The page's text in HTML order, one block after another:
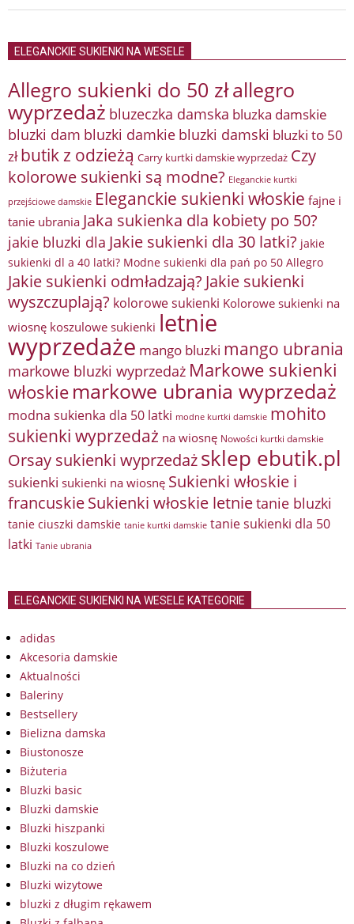
ELEGANCKIE SUKIENKI NA WESELE
Allegro sukienki do 50 złallegro
wyprzedaż bluzeczka damska bluzka damskie
bluzki dam bluzki damkie bluzki damski bluzki to 50
zł butik z odzieżą Carry kurtki damskie wyprzedaż Czy
kolorowe sukienki są modne? Eleganckie kurtki
przejściowe damskie Eleganckie sukienki włoskie fajne i
tanie ubrania Jaka sukienka dla kobiety po 50?
jakie bluzki dla Jakie sukienki dla 30 latki? jakie
sukienki dl a 40 latki? Modne sukienki dla pań po 50 Allegro
Jakie sukienki odmładzają? Jakie sukienki
wyszczuplają? kolorowe sukienki Kolorowe sukienki na
wiosnę koszulowe sukienki letnie
wyprzedaże mango bluzki mango ubrania
markowe bluzki wyprzedaż Markowe sukienki
włoskie markowe ubrania wyprzedaż
modna sukienka dla 50 latki modne kurtki damskie mohito
sukienki wyprzedaż na wiosnę Nowości kurtki damskie
Orsay sukienki wyprzedażsklep ebutik.pl
sukienki sukienki na wiosnę Sukienki włoskie i
francuskieSukienki włoskie letnietanie bluzki
tanie ciuszki damskie tanie kurtki damskie tanie sukienki dla 50
latki Tanie ubrania
ELEGANCKIE SUKIENKI NA WESELE KATEGORIE
adidas
Akcesoria damskie
Aktualności
Baleriny
Bestsellery
Bielizna damska
Biustonosze
Biżuteria
Bluzki basic
Bluzki damskie
Bluzki hiszpanki
Bluzki koszulowe
Bluzki na co dzień
Bluzki wizytowe
bluzki z długim rękawem